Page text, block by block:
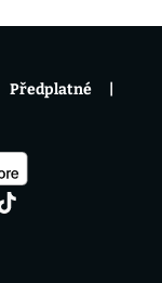
Předplatné